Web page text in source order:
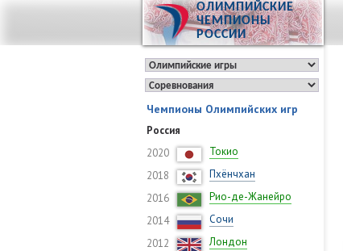
ОЛИМПИЙСКИЕ
ЧЕМПИОНЫ
РОССИИ
Чемпионы Олимпийских игр
Россия
2020
Токио
2018
Пхёнчхан
2016
Рио-де-Жанейро
2014
Сочи
2012
Лондон